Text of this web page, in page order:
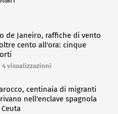
de Janeiro, raffiche di vento
cento all'ora: cinque
4 visualizzazioni
centinaia di migranti
nell'enclave spagnola